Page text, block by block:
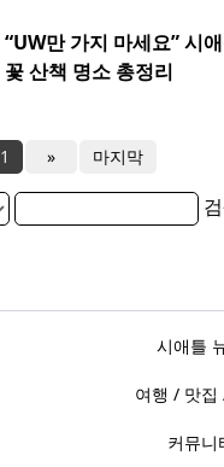
“UW만 가지 마세요” 시
꽃 산책 명소 총정리
1 » 마지막
시애틀
여행 / 맛집
커뮤니